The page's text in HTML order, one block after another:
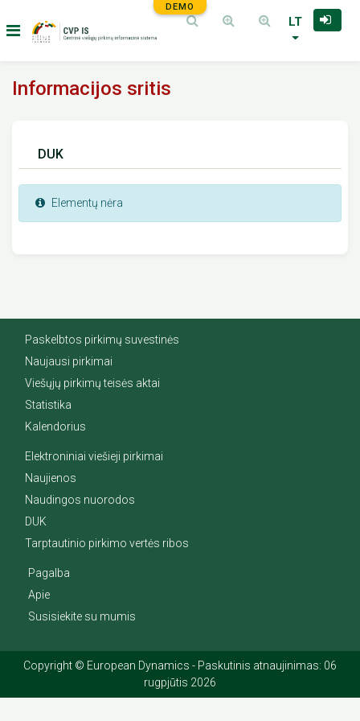
DEMO
LT
Informacijos sritis
DUK
Elementų nėra
Paskelbtos pirkimų suvestinės
Naujausi pirkimai
Viešųjų pirkimų teisės aktai
Statistika
Kalendorius
Elektroniniai viešieji pirkimai
Naujienos
Naudingos nuorodos
DUK
Tarptautinio pirkimo vertės ribos
Pagalba
Apie
Susisiekite su mumis
Copyright © European Dynamics - Paskutinis atnaujinimas: 06
rugpjūtis 2026